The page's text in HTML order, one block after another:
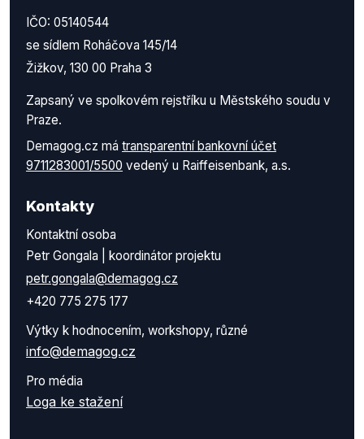
IČO: 05140544
se sídlem Roháčova 145/14
Žižkov, 130 00 Praha 3
Zapsaný ve spolkovém rejstříku u Městského soudu v
Praze.
Demagog.cz má transparentní bankovní účet
9711283001/5500 vedený u Raiffeisenbank, a.s.
Kontakty
Kontaktní osoba
Petr Gongala | koordinátor projektu
petr.gongala@demagog.cz
+420 775 275 177
Výtky k hodnocením, workshopy, různé
info@demagog.cz
Pro média
Loga ke stažení